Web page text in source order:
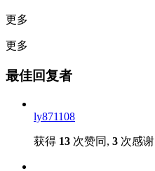
更多
更多
最佳回复者
ly871108
获得 13 次赞同, 3 次感谢